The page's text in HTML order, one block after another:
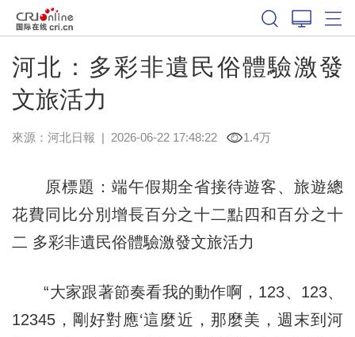
河北：多彩非遺民俗體驗激發
文旅活力
來源： 河北日報 | 2026-06-22 17:48:22 1.4万
原標題：端午假期全省接待遊客、旅遊總
花費同比分別增長百分之十二點四和百分之十
二 多彩非遺民俗體驗激發文旅活力
“大家跟著節奏看我的動作啊，123、123、
12345，剛好對應‘這麼近，那麼美，週末到河